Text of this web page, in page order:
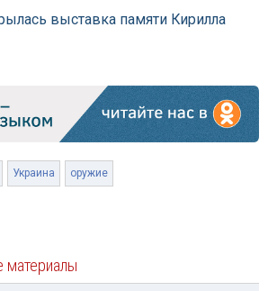
выставка памяти Кирилла
Украина оружие